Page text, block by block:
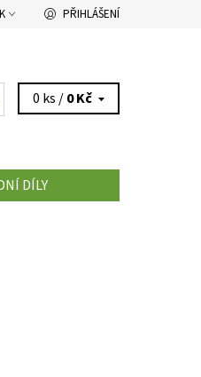
PŘIHLÁŠENÍ
0 ks /0 Kč
DÍLY